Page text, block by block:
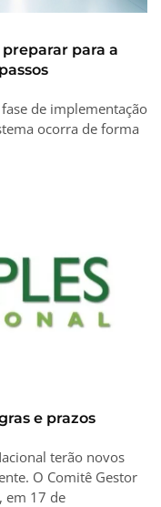
para a
de implementação
ocorra de forma
e prazos
terão novos
O Comitê Gestor
em 17 de